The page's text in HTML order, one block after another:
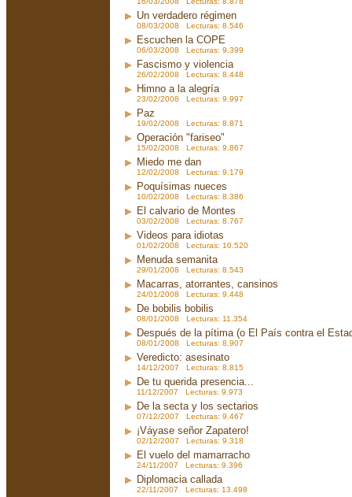
Un verdadero régimen
08/03/2008 Lecturas: 8.546
Escuchen la COPE
06/03/2008 Lecturas: 9.399
Fascismo y violencia
26/02/2008 Lecturas: 8.448
Himno a la alegría
23/02/2008 Lecturas: 9.997
Paz
19/02/2008 Lecturas: 8.871
Operación "fariseo"
15/02/2008 Lecturas: 9.867
Miedo me dan
12/02/2008 Lecturas: 9.179
Poquísimas nueces
10/02/2008 Lecturas: 8.386
El calvario de Montes
03/02/2008 Lecturas: 8.767
Videos para idiotas
01/02/2008 Lecturas: 10.520
Menuda semanita
29/01/2008 Lecturas: 8.543
Macarras, atorrantes, cansinos
24/01/2008 Lecturas: 9.448
De bobilis bobilis
08/01/2008 Lecturas: 11.354
Después de la pítima (o El País contra el
08/01/2008 Lecturas: 8.907
Veredicto: asesinato
14/12/2007 Lecturas: 8.815
De tu querida presencia...
11/12/2007 Lecturas: 9.973
De la secta y los sectarios
07/12/2007 Lecturas: 9.467
¡Váyase señor Zapatero!
02/12/2007 Lecturas: 9.318
El vuelo del mamarracho
24/11/2007 Lecturas: 9.396
Diplomacia callada
22/11/2007 Lecturas: 13.498